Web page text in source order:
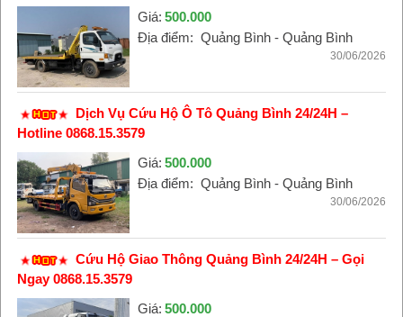
Giá: 500.000
Địa điểm: Quảng Bình - Quảng Bình
30/06/2026
Dịch Vụ Cứu Hộ Ô Tô Quảng Bình 24/24H –
Hotline 0868.15.3579
Giá: 500.000
Địa điểm: Quảng Bình - Quảng Bình
30/06/2026
Cứu Hộ Giao Thông Quảng Bình 24/24H – Gọi
Ngay 0868.15.3579
Giá: 500.000